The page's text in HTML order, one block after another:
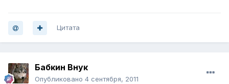
Цитата
Бабкин Внук
Опубликовано 4 сентября, 2011